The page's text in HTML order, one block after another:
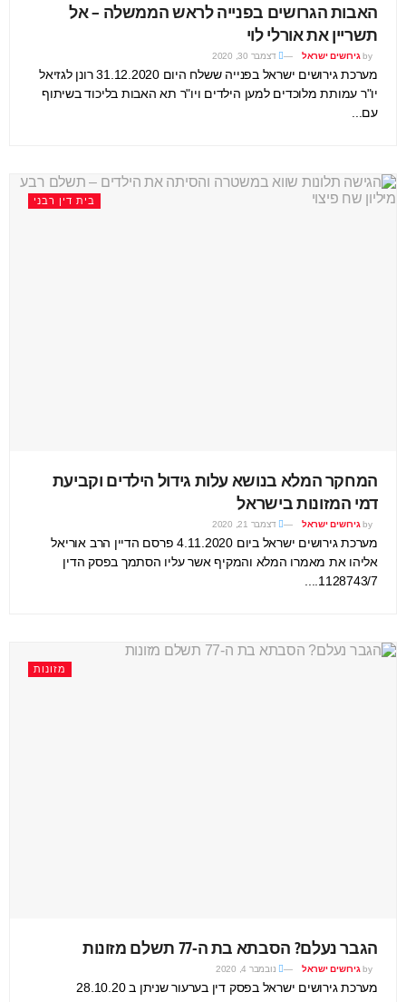
האבות הגרושים בפנייה לראש הממשלה – אל
תשריין את אורלי לוי
by גירושים ישראל דצמבר 30, 2020
מערכת גירושים ישראל בפנייה ששלח היום 31.12.2020 רונן לגזיאל
יו"ר עמותת מלוכדים למען הילדים ויו"ר תא האבות בליכוד בשיתוף
עם...
בית דין רבני
המחקר המלא בנושא עלות גידול הילדים וקביעת
דמי המזונות בישראל
by גירושים ישראל דצמבר 21, 2020
מערכת גירושים ישראל ביום 4.11.2020 פרסם הדיין הרב אוריאל
אליהו את מאמרו המלא והמקיף אשר עליו הסתמך בפסק הדין
1128743/7....
מזונות
הגבר נעלם? הסבתא בת ה-77 תשלם מזונות
by גירושים ישראל נובמבר 4, 2020
מערכת גירושים ישראל בפסק דין בערעור שניתן ב 28.10.20